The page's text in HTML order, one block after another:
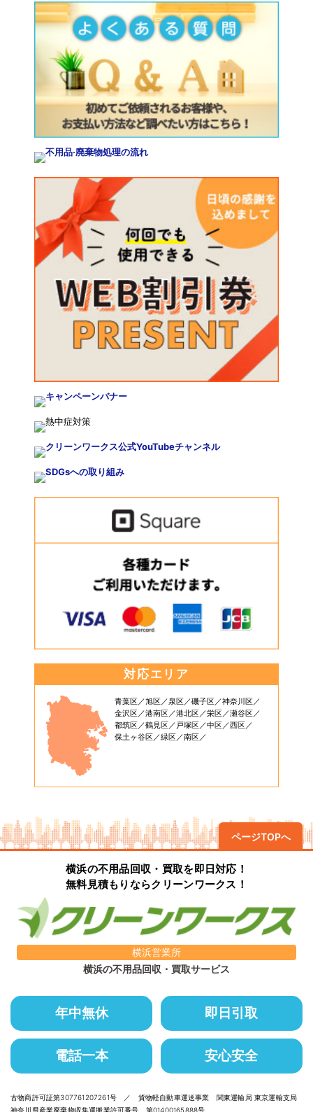
対応エリア
青葉区 旭区 泉区 磯子区
神奈川区
金沢区
港南区 港北区 栄区
瀬谷区
都筑区
鶴見区 戸塚区 中区
西区
保土ヶ谷区
緑区 南区
ページTOPへ
横浜の不用品回収・買取を即日対応！
無料見積もりならクリーンワークス！
横浜営業所
横浜の不用品回収・買取サービス
年中無休 即日引取
電話一本 安心安全
古物商許可証第307761207261号 ／ 貨物軽自動車運送事業 関東運輸局 東京運輸支局
神奈川県産業廃棄物収集運搬業許可番号 第01400165888号